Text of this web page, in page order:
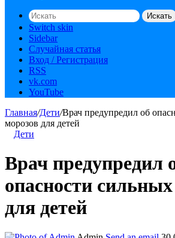
Искать
Switch skin
Sidebar
Случайная статья
Вход / Регистрация
RSS
vk.com
YouTube
Главная/Дети/Врач предупредил об
морозов для детей
Дети
Врач предупредил
опасности
для детей